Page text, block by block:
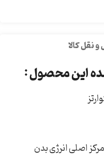
نقل کالا
این محصول :
اصلی انرژی بدن